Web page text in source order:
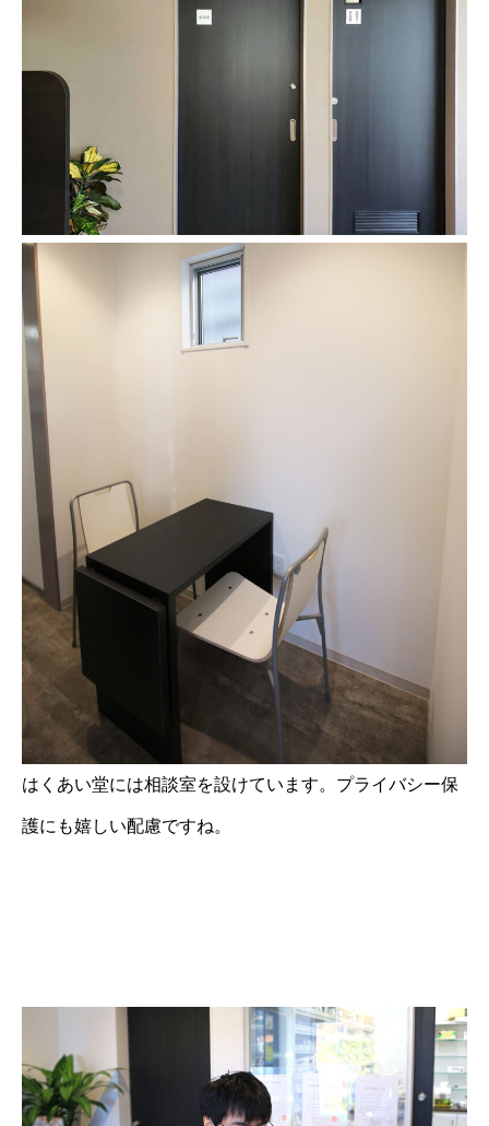
はくあい堂には相談室を設けています。プライバシー保
護にも嬉しい配慮ですね。